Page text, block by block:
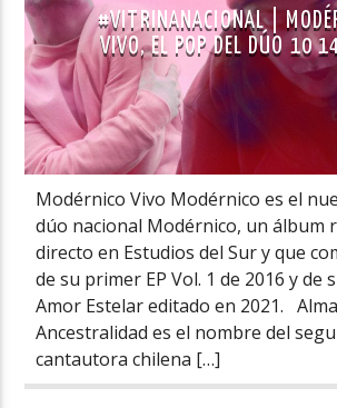
#VITRINANACIONAL |
VIVO, EL POP DEL DÚO 10
Modérnico Vivo Modérnico es el
dúo nacional Modérnico, un álbum
directo en Estudios del Sur y que
de su primer EP Vol. 1 de 2016 y de
Amor Estelar editado en 2021.
Ancestralidad es el nombre del
cantautora chilena […]